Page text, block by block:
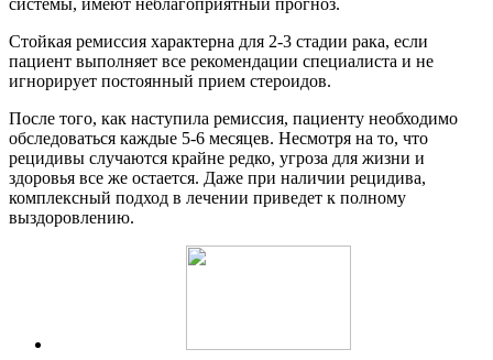
системы, имеют неблагоприятный прогноз.
Стойкая ремиссия характерна для 2-3 стадии рака, если
пациент выполняет все рекомендации специалиста и не
игнорирует постоянный прием стероидов.
После того, как наступила ремиссия, пациенту необходимо
обследоваться каждые 5-6 месяцев. Несмотря на то, что
рецидивы случаются крайне редко, угроза для жизни и
здоровья все же остается. Даже при наличии рецидива,
комплексный подход в лечении приведет к полному
выздоровлению.